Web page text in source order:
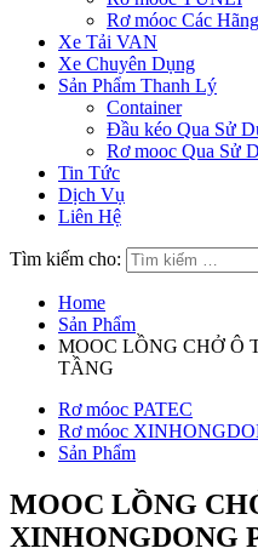
Rơ móoc Các
Xe Tải VAN
Xe Chuyên Dụng
Sản Phẩm Thanh Lý
Container
Đầu kéo Qua Sử
Rơ mooc Qua Sử
Tin Tức
Dịch Vụ
Liên Hệ
Tìm kiếm cho:
Home
Sản Phẩm
MOOC LỒNG CHỞ Ô
TẦNG
Rơ móoc PATEC
Rơ móoc
Sản Phẩm
MOOC LỒNG
XINHONGDONG